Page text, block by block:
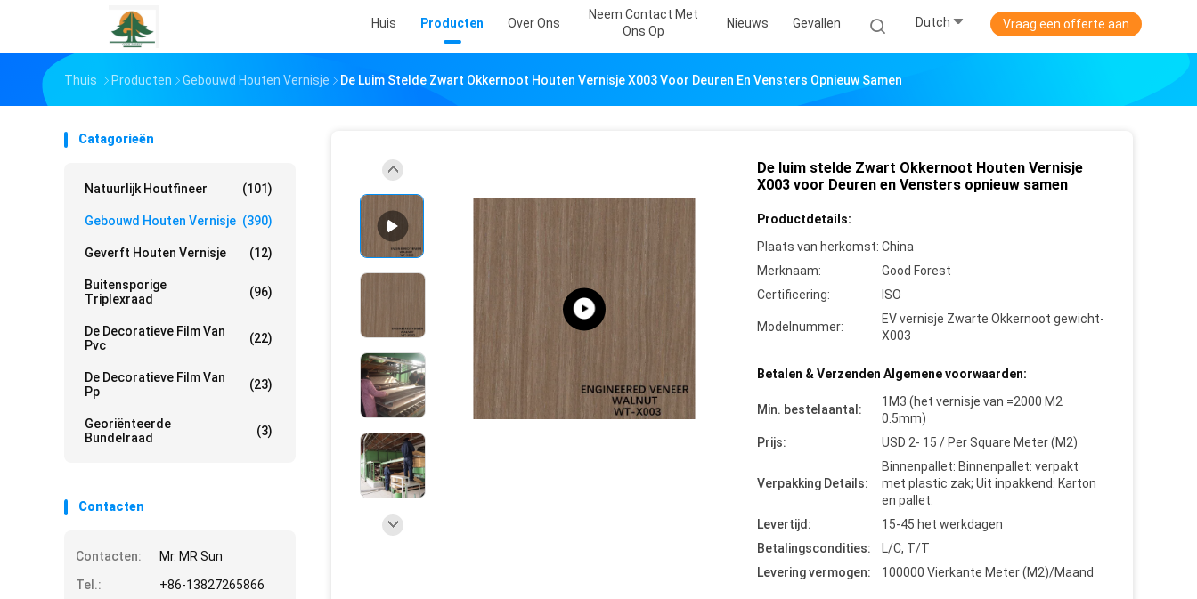
Huis Producten Over Ons
Neem Contact Met
Ons Op
Nieuws Gevallen Dutch Vraag een offerte aan
Thuis Producten Gebouwd Houten Vernisje De Luim Stelde Zwart Okkernoot Houten Vernisje X003 Voor Deuren En Vensters Opnieuw Samen
Catagorieën
Natuurlijk Houtfineer (101)
Gebouwd Houten Vernisje (390)
Geverft Houten Vernisje (12)
Buitensporige
Triplexraad
(96)
De Decoratieve Film Van
Pvc
(22)
De Decoratieve Film Van
Pp
(23)
Georiënteerde
Bundelraad
(3)
Contacten
Contacten:
Mr. MR Sun
Tel.:
+86-13827265866
De luim stelde Zwart Okkernoot Houten Vernisje
X003 voor Deuren en Vensters opnieuw samen
Productdetails:
Plaats van herkomst: China
Merknaam:
Good Forest
Certificering:
ISO
Modelnummer:
EV vernisje Zwarte Okkernoot gewicht-
X003
Betalen & Verzenden Algemene voorwaarden:
Min. bestelaantal:
1M3 (het vernisje van =2000 M2
0.5mm)
Prijs:
USD 2- 15 / Per Square Meter (M2)
Verpakking Details:
Binnenpallet: Binnenpallet: verpakt
met plastic zak; Uit inpakkend: Karton
en pallet.
Levertijd:
15-45 het werkdagen
Betalingscondities:
L/C, T/T
Levering vermogen:
100000 Vierkante Meter (M2)/Maand